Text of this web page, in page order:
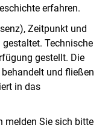
erfahren.
Zeitpunkt und
Technische
gestellt. Die
und fließen
in das
melden Sie sich bitte